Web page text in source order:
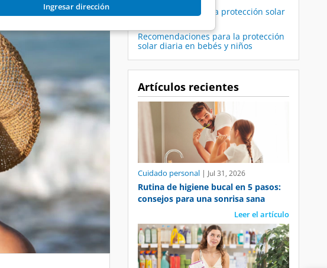
Ingresar dirección
La importancia de la protección solar
Recomendaciones para la protección
solar diaria en bebés y niños
Artículos recientes
Cuidado personal | Jul 31, 2026
Rutina de higiene bucal en 5 pasos:
consejos para una sonrisa sana
Leer el artículo